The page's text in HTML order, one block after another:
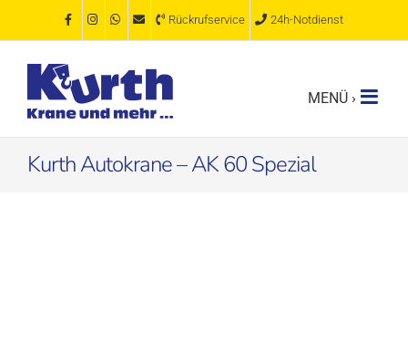
Rückrufservice 24h-Notdienst
Kurth Autokrane – AK 60 Spezial